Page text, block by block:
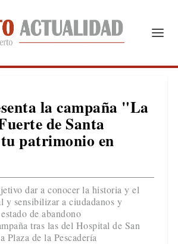
la campaña "La
de Santa
patrimonio en
dar a conocer la historia y el
y sensibilizar a ciudadanos y
de abandono
tras las del Hospital de San
Plaza de la Pescadería